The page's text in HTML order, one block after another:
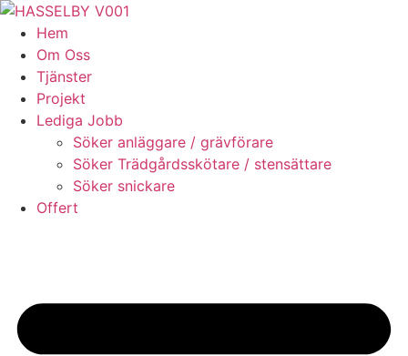
Skip
content
Hem
Om Oss
Tjänster
Projekt
Lediga Jobb
Söker anläggare / grävförare
Söker Trädgårdsskötare / stensättare
Söker snickare
Offert